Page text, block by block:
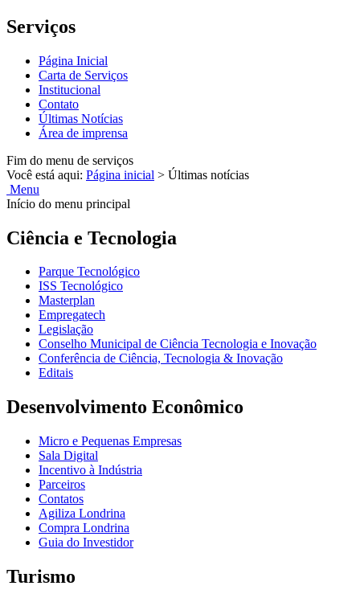
Serviços
Página Inicial
Carta de Serviços
Institucional
Contato
Últimas Notícias
Área de imprensa
Fim do menu de serviços
Você está aqui: Página inicial > Últimas notícias
Menu
Início do menu principal
Ciência e Tecnologia
Parque Tecnológico
ISS Tecnológico
Masterplan
Empregatech
Legislação
Conselho Municipal de Ciência Tecnologia e Inovação
Conferência de Ciência, Tecnologia & Inovação
Editais
Desenvolvimento Econômico
Micro e Pequenas Empresas
Sala Digital
Incentivo à Indústria
Parceiros
Contatos
Agiliza Londrina
Compra Londrina
Guia do Investidor
Turismo